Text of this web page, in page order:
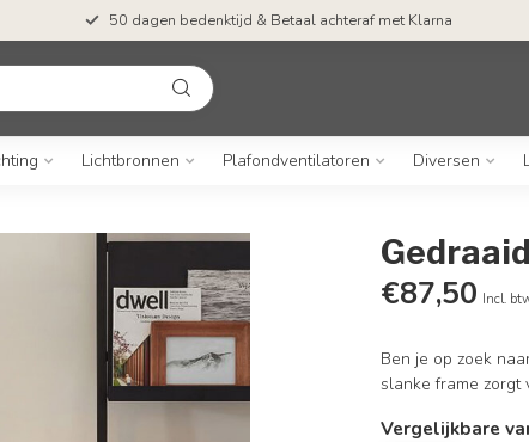
50 dagen bedenktijd & Betaal achteraf met Klarna
Lichtbronnen Plafondventilatoren Diversen
€87,50 Incl.
Ben je op zoek
slanke frame zorgt
Vergelijkbare